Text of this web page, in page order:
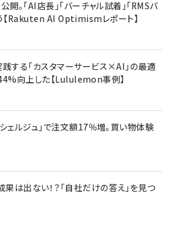
開。「AI店長」「バーチャル試着」「RMSバ
【Rakuten AI Optimismレポート】
する「カスタマーサービス×AI」の最適
向上した【Lululemon事例】
ェルジュ」で注文額17％増。買い物体験
は出ない！？「自社だけの答え」を見つ